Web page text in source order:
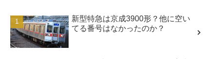
新型特急は京成3900形？他に空い
てる番号はなかったのか？